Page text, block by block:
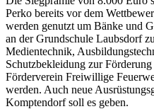
Perko bereits vor dem
werden genutzt um Bänke und
an der Grundschule Laubsdorf
Medientechnik,
Schutzbekleidung zur
Förderverein Freiwillige
werden. Auch neue
Komptendorf soll es geben.